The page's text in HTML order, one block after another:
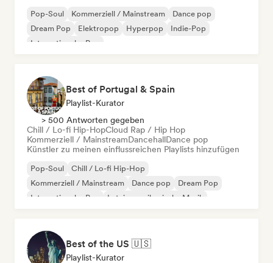
Pop-Soul Kommerziell / Mainstream
Dance pop
Dream Pop
Elektropop Hyperpop
Indie-Pop
Internationaler Pop
Best of Portugal & Spain
Playlist-Kurator
> 500 Antworten gegeben
Chill / Lo-fi Hip-HopCloud Rap / Hip Hop
Kommerziell / MainstreamDancehallDance pop
Künstler zu meinen einflussreichen Playlists hinzufügen
Pop-Soul
Chill / Lo-fi Hip-Hop
Kommerziell / Mainstream
Dance pop
Dream Pop
Internationaler Pop
Lateinamerikanische Musik
Best of the US 🇺🇸
Playlist-Kurator